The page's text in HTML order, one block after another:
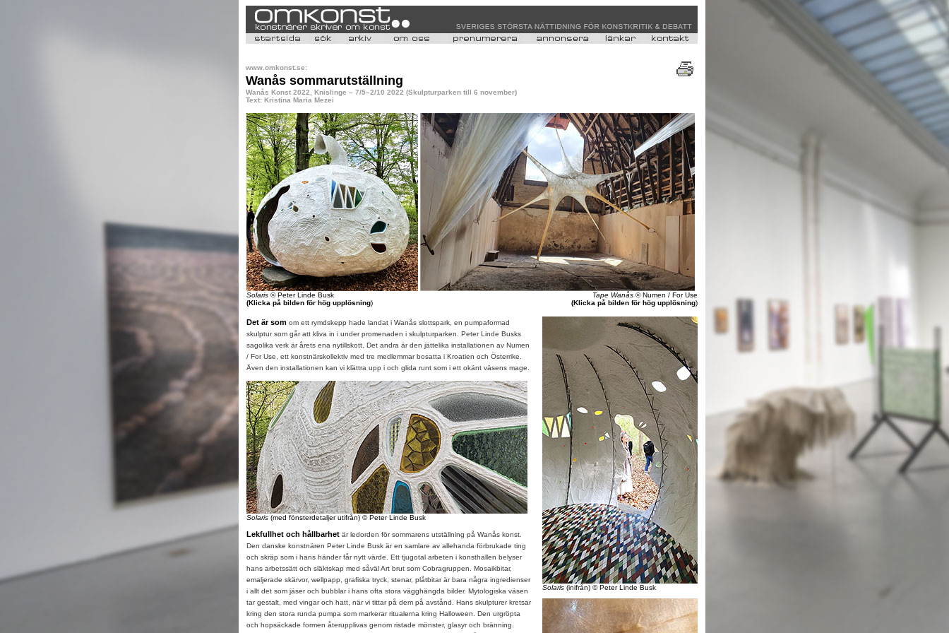
www.omkonst.se:
Wanås sommarutställning
Wanås Konst 2022, Knislinge – 7/5–2/10 2022 (Skulpturparken till 6 november)
Text: Kristina Maria Mezei
Solaris© Peter Linde Busk
(Klicka på bilden för hög upplösning)
Tape Wanås© Numen / For Use
(Klicka på bilden för hög upplösning)
Det är som om ett rymdskepp hade landat i Wanås slottspark, en pumpaformad
skulptur som går att kliva in i under promenaden i skulpturparken. Peter Linde Busks
sagolika verk är årets ena nytillskott. Det andra är den jättelika installationen av Numen
/ For Use, ett konstnärskollektiv med tre medlemmar bosatta i Kroatien och Österrike.
Även den installationen kan vi klättra upp i och glida runt som i ett okänt väsens mage.
Solaris (med fönsterdetaljer utifrån) © Peter Linde Busk
Lekfullhet och hållbarhet är ledorden för sommarens utställning på Wanås konst.
Den danske konstnären Peter Linde Busk är en samlare av allehanda förbrukade ting
och skräp som i hans händer får nytt värde. Ett tjugotal arbeten i konsthallen belyser
hans arbetssätt och släktskap med såväl Art brut som Cobragruppen. Mosaikbitar,
emaljerade skärvor, wellpapp, grafiska tryck, stenar, plåtbitar är bara några ingredienser
i allt det som jäser och bubblar i hans ofta stora vägghängda bilder. Mytologiska väsen
tar gestalt, med vingar och hatt, när vi tittar på dem på avstånd. Hans skulpturer kretsar
kring den stora runda pumpa som markerar ritualerna kring Halloween. Den urgröpta
och hopsäckade formen återupplivas genom ristade mönster, glasyr och bränning.
Solaris (inifrån) © Peter Linde Busk